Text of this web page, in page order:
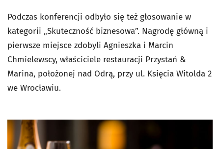
Podczas konferencji odbyło się też głosowanie w
kategorii „Skuteczność biznesowa”. Nagrodę główną i
pierwsze miejsce zdobyli Agnieszka i Marcin
Chmielewscy, właściciele restauracji Przystań &
Marina, położonej nad Odrą, przy ul. Księcia Witolda 2
we Wrocławiu.